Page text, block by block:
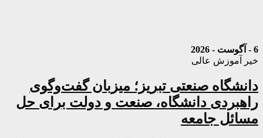
6 - آگوست - 2026
خیر آموزش عالی
دانشگاه صنعتی تبریز؛ میزبان گفت‌وگوی
راهبردی دانشگاه، صنعت و دولت برای حل
مسائل جامعه